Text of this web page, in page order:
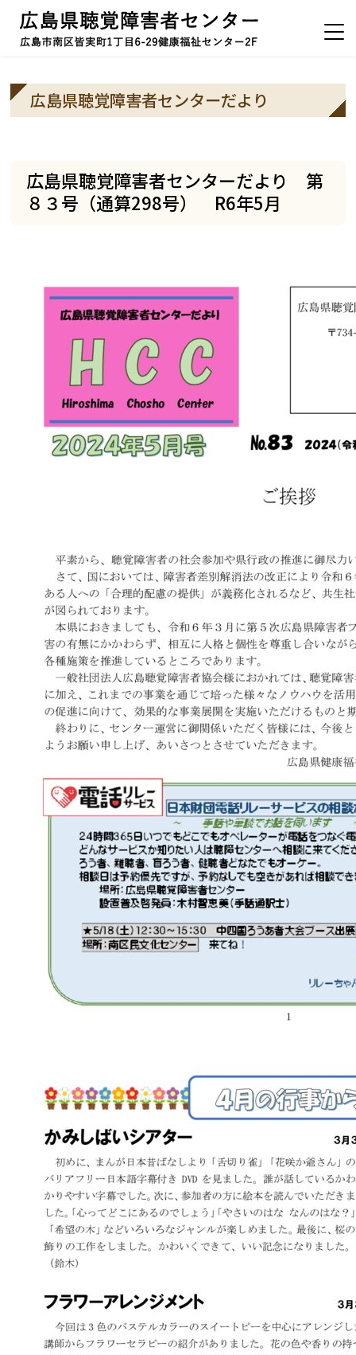
広島県聴覚障害者センターだより
広島県聴覚障害者センターだより 第
８３号（通算298号） R6年5月